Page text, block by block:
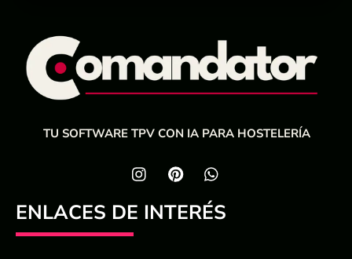
TU SOFTWARE TPV CON IA PARA HOSTELERÍA
ENLACES DE INTERÉS